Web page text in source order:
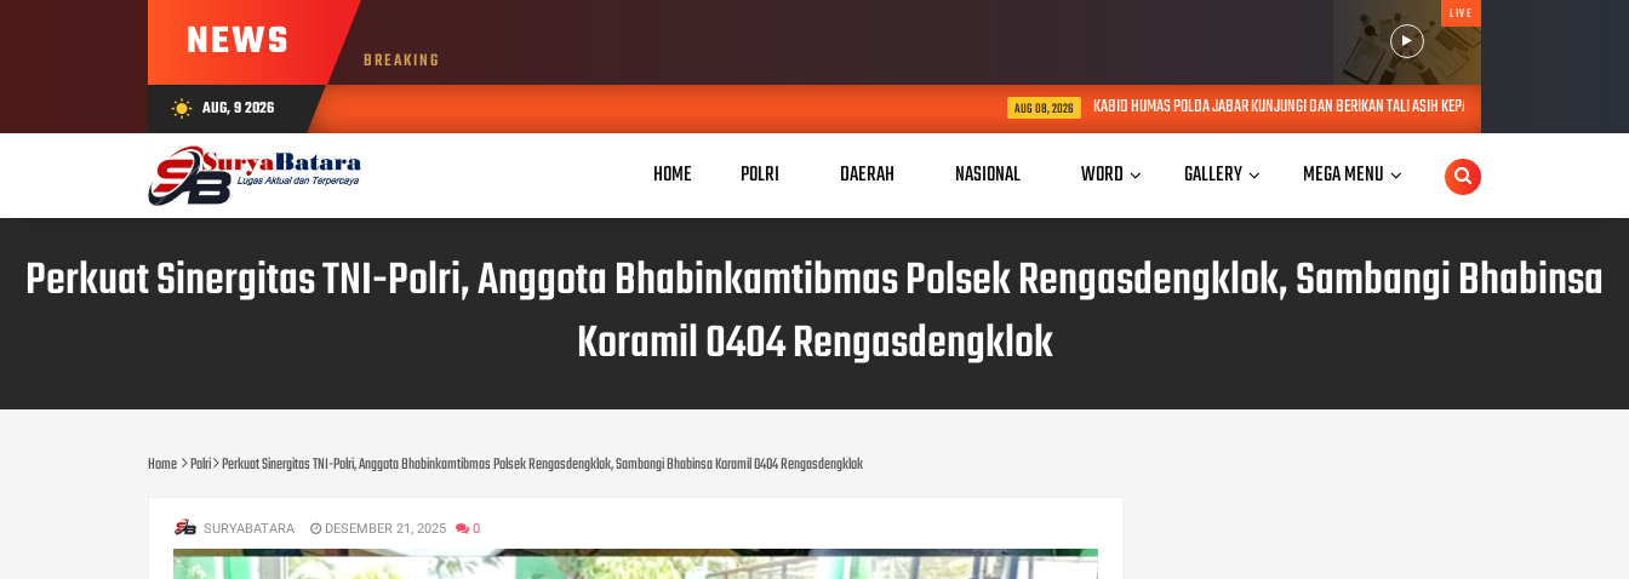
NEWS BREAKING
LIVE
wb_sunny AUG, 9 2026 KABID HUMAS POLDA JABAR KUNJUNGI DAN BERIKAN TALI ASIH KEPADA LANSIA SEBATANG KARA DI JATINANGOR
HOME POLRI DAERAH NASIONAL WORD GALLERY MEGA MENU
Perkuat Sinergitas TNI-Polri, Anggota Bhabinkamtibmas Polsek Rengasdengklok, Sambangi Bhabinsa
Koramil 0404 Rengasdengklok
Home Polri Perkuat Sinergitas TNI-Polri, Anggota Bhabinkamtibmas Polsek Rengasdengklok, Sambangi Bhabinsa Koramil 0404 Rengasdengklok
SURYABATARA DESEMBER 21, 2025 0